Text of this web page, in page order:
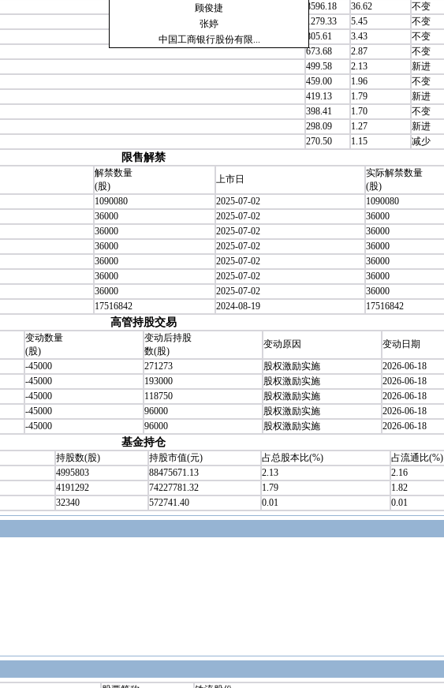
顾俊捷
张婷
中国工商银行股份有限...
8596.18 36.62 不变
1279.33 5.45 不变
805.61 3.43 不变
673.68 2.87 不变
499.58 2.13 新进
459.00 1.96 不变
419.13 1.79 新进
398.41 1.70 不变
298.09 1.27 新进
270.50 1.15 减少
限售解禁
解禁数量
(股)
上市日
实际解禁数量
(股)
1090080 2025-07-02
1090080
36000 2025-07-02
36000
36000 2025-07-02
36000
36000 2025-07-02
36000
36000 2025-07-02
36000
36000 2025-07-02
36000
36000 2025-07-02
36000
17516842 2024-08-19 17516842
高管持股交易
变动数量
(股)
变动后持股
数(股)
变动原因
变动日期
-45000 271273 股权激励实施
2026-06-18
-45000 193000 股权激励实施
2026-06-18
-45000 118750 股权激励实施
2026-06-18
-45000 96000 股权激励实施
2026-06-18
-45000 96000 股权激励实施 2026-06-18
基金持仓
持股数(股) 持股市值(元) 占总股本比(%)
占流通比(%)
4995803 88475671.13 2.13
2.16
4191292 74227781.32 1.79
1.82
32340 572741.40 0.01 0.01